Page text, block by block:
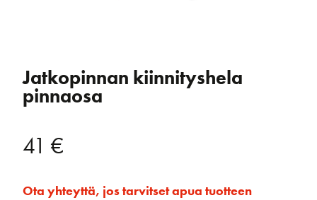
Jatkopinnan kiinnityshela
pinnaosa
41 €
Ota yhteyttä, jos tarvitset apua tuotteen